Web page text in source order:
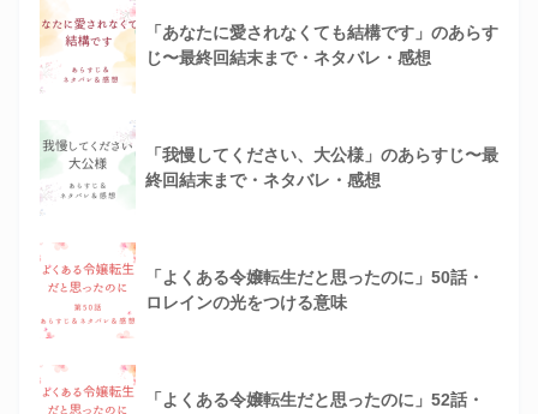
「あなたに愛されなくても結構です」のあらす
じ〜最終回結末まで・ネタバレ・感想
「我慢してください、大公様」のあらすじ〜最
終回結末まで・ネタバレ・感想
「よくある令嬢転生だと思ったのに」50話・
ロレインの光をつける意味
「よくある令嬢転生だと思ったのに」52話・